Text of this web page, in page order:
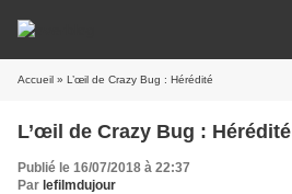
Accueil » L’œil de Crazy Bug : Hérédité
L’œil de Crazy Bug : Hérédité
Publié le 16/07/2018 à 22:37
Par lefilmdujour